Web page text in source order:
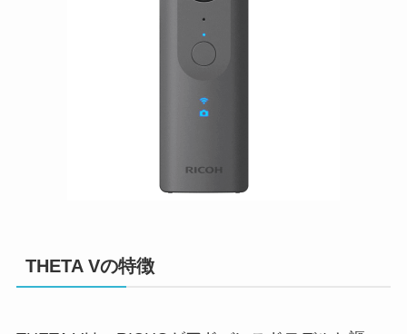
THETA Vの特徴